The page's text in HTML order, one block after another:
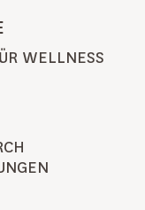
WELLNESS